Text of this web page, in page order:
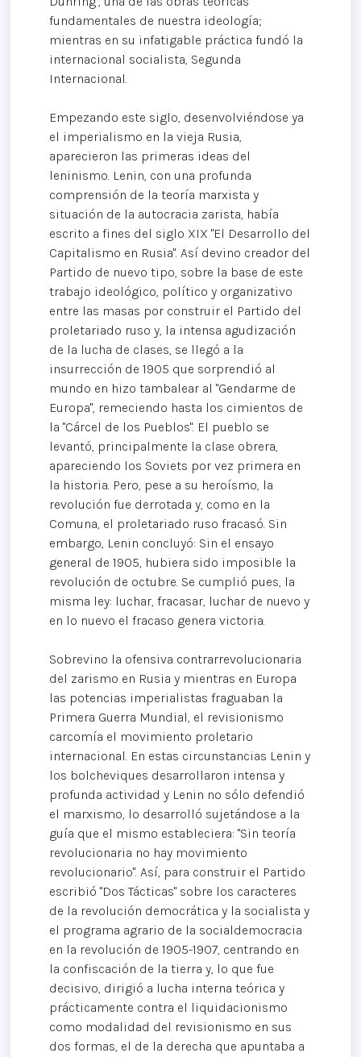
fundamentales de nuestra ideología;
mientras en su infatigable práctica fundó la
internacional socialista, Segunda
Internacional.
Empezando este siglo, desenvolviéndose ya
el imperialismo en la vieja Rusia,
aparecieron las primeras ideas del
leninismo. Lenin, con una profunda
comprensión de la teoría marxista y
situación de la autocracia zarista, había
escrito a fines del siglo XIX "El Desarrollo del
Capitalismo en Rusia". Así devino creador del
Partido de nuevo tipo, sobre la base de este
trabajo ideológico, político y organizativo
entre las masas por construir el Partido del
proletariado ruso y, la intensa agudización
de la lucha de clases, se llegó a la
insurrección de 1905 que sorprendió al
mundo en hizo tambalear al "Gendarme de
Europa", remeciendo hasta los cimientos de
la "Cárcel de los Pueblos". El pueblo se
levantó, principalmente la clase obrera,
apareciendo los Soviets por vez primera en
la historia. Pero, pese a su heroísmo, la
revolución fue derrotada y, como en la
Comuna, el proletariado ruso fracasó. Sin
embargo, Lenin concluyó: Sin el ensayo
general de 1905, hubiera sido imposible la
revolución de octubre. Se cumplió pues, la
misma ley: luchar, fracasar, luchar de nuevo y
en lo nuevo el fracaso genera victoria.
Sobrevino la ofensiva contrarrevolucionaria
del zarismo en Rusia y mientras en Europa
las potencias imperialistas fraguaban la
Primera Guerra Mundial, el revisionismo
carcomía el movimiento proletario
internacional. En estas circunstancias Lenin y
los bolcheviques desarrollaron intensa y
profunda actividad y Lenin no sólo defendió
el marxismo, lo desarrolló sujetándose a la
guía que el mismo estableciera: "Sin teoría
revolucionaria no hay movimiento
revolucionario". Así, para construir el Partido
escribió "Dos Tácticas" sobre los caracteres
de la revolución democrática y la socialista y
el programa agrario de la socialdemocracia
en la revolución de 1905-1907, centrando en
la confiscación de la tierra y, lo que fue
decisivo, dirigió a lucha interna teórica y
prácticamente contra el liquidacionismo
como modalidad del revisionismo en sus
dos formas, el de la derecha que apuntaba a